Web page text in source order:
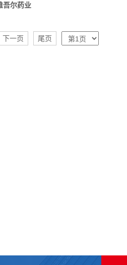
吾尔药业
下一页 尾页